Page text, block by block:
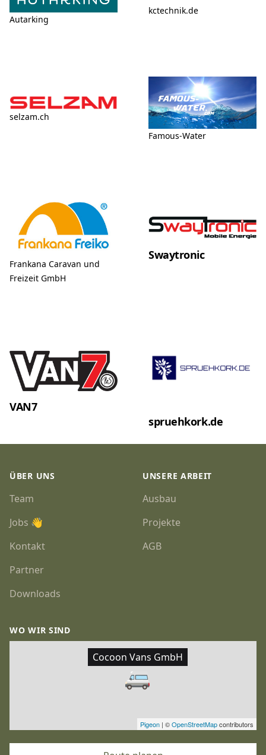
Autarking
kctechnik.de
selzam.ch
Famous-Water
Frankana Caravan und
Freizeit GmbH
Swaytronic
VAN7
spruehkork.de
ÜBER UNS
Team
Jobs 👋
Kontakt
Partner
Downloads
UNSERE ARBEIT
Ausbau
Projekte
AGB
WO WIR SIND
🚐
Cocoon Vans GmbH
Pigeon | ©OpenStreetMapcontributors